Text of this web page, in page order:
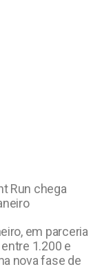
Run chega
em parceria
1.200 e
nova fase de